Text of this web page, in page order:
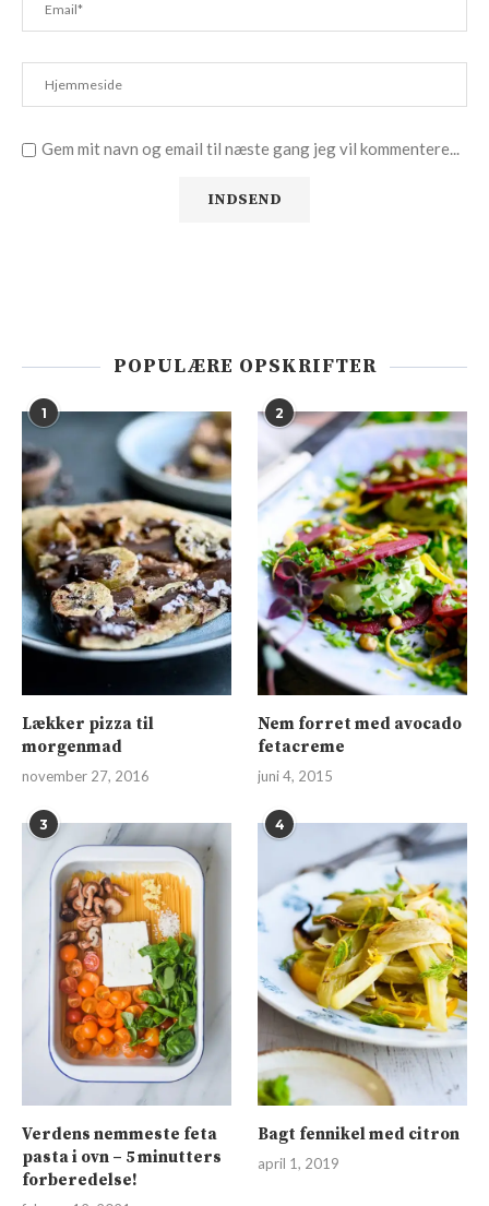
Gem mit navn og email til næste gang jeg vil kommentere...
POPULÆRE OPSKRIFTER
1
Lækker pizza til
morgenmad
november 27, 2016
2
Nem forret med avocado
fetacreme
juni 4, 2015
3
Verdens nemmeste feta
pasta i ovn – 5 minutters
forberedelse!
4
Bagt fennikel med citron
april 1, 2019